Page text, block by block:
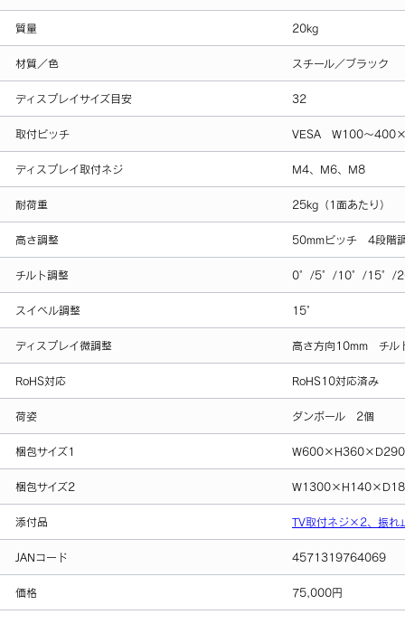
質量 20kg
材質／色 スチール／ブラック
ディスプレイサイズ目安 32
取付ピッチ VESA W100～
ディスプレイ取付ネジ M4、M6、M8
耐荷重 25kg（1面あたり）
高さ調整 50mmピッチ 4段階
チルト調整 0°/5°/10°/15°/
スイベル調整 15°
ディスプレイ微調整 高さ方向10mm チル
RoHS対応 RoHS10対応済み
荷姿 ダンボール 2個
梱包サイズ1
梱包サイズ2
添付品 TV取付ネジ×2、振れ
JANコード 4571319764069
価格 75,000円